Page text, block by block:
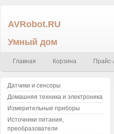
AVRobot.RU
Умный дом
Главная Корзина Прайс-
Датчики и сенсоры
Домашняя техника и электроника
Измерительные приборы
Источники питания,
преобразователи